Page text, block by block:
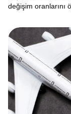
değişim oranlarını